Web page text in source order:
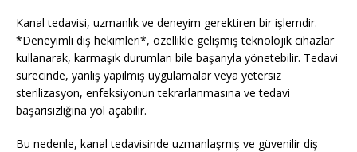
Kanal tedavisi, uzmanlık ve deneyim gerektiren bir işlemdir.
*Deneyimli diş hekimleri*, özellikle gelişmiş teknolojik cihazlar
kullanarak, karmaşık durumları bile başarıyla yönetebilir. Tedavi
sürecinde, yanlış yapılmış uygulamalar veya yetersiz
sterilizasyon, enfeksiyonun tekrarlanmasına ve tedavi
başarısızlığına yol açabilir.
Bu nedenle, kanal tedavisinde uzmanlaşmış ve güvenilir diş